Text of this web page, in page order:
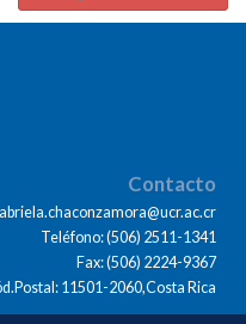
Contacto
Teléfono: (506) 2511-1341
Fax: (506) 2224-9367
11501-2060,Costa Rica